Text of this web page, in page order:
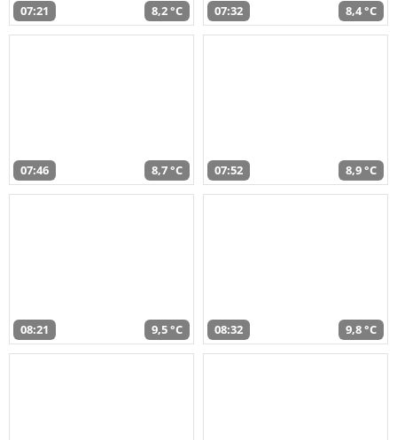
07:21 8,2 °C 07:32 8,4 °C
07:46 8,7 °C 07:52 8,9 °C
08:21 9,5 °C 08:32 9,8 °C